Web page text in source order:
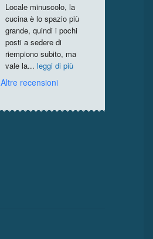
Locale minuscolo, la
cucina è lo spazio più
grande, quindi i pochi
posti a sedere di
riempiono subito, ma
vale la... leggi di più
Altre recensioni